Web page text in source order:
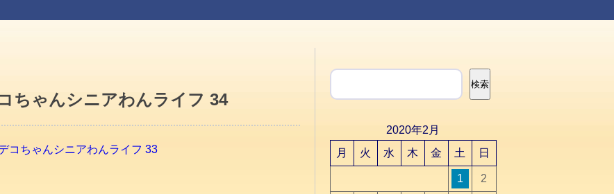
ちゃんシニアわんライフ 34
コちゃんシニアわんライフ 33
検索
検索
2020年2月
月
火 水 木 金 土 日
1 2